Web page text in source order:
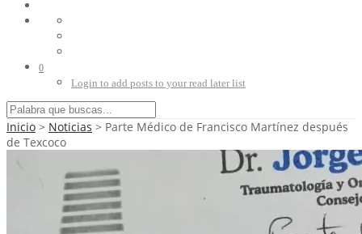
0
Login to add posts to your read later list
Inicio > Noticias > Parte Médico de Francisco Martínez después
de Texcoco